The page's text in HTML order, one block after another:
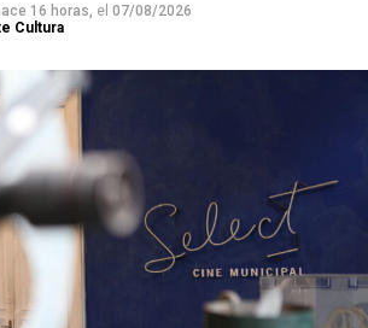
16 horas, el 07/08/2026
Cultura